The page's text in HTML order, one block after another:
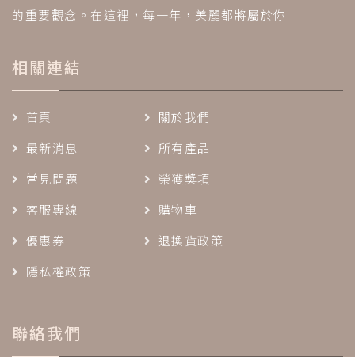
的重要觀念。在這裡，每一年，美麗都將屬於你
相關連結
首頁
關於我們
最新消息
所有產品
常見問題
榮獲獎項
客服專線
購物車
優惠券
退換貨政策
隱私權政策
聯絡我們